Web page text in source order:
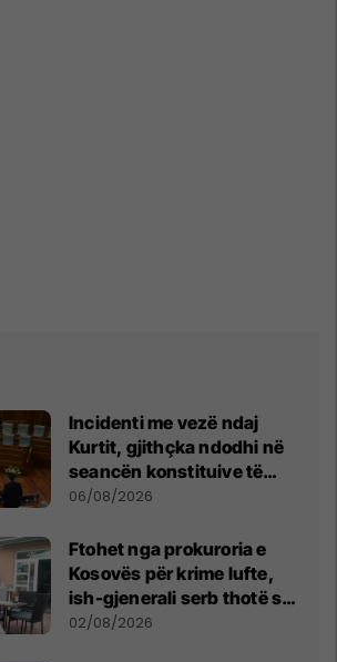
Incidenti me vezë ndaj
Kurtit, gjithçka ndodhi në
seancën konstituive të
Kuvendit
06/08/2026
Ftohet nga prokuroria e
Kosovës për krime lufte,
ish-gjenerali serb thotë se
dikush e tradhtoi në
02/08/2026